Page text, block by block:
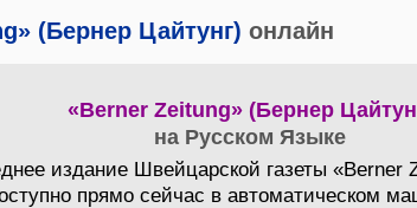
(Бернер Цайтунг) онлайн
«Berner Zeitung» (Бернер
на Русском Языке
издание Швейцарской газеты «Berner
прямо сейчас в автоматическом